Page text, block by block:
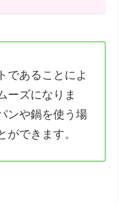
であることによ
ーズになりま
ンや鍋を使う場
できます。